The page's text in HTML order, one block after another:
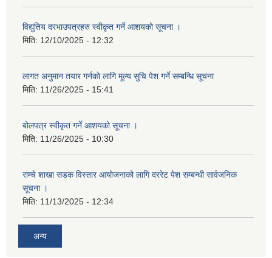
विद्युतिय दरभाउपत्रहरु स्वीकृत गर्ने आशयको सूचना ।
मिति: 12/10/2025 - 12:32
लागत अनुमान तयार गर्नकाे लागि मूल्य सुचि पेश गर्ने सम्बन्धि सूचना
मिति: 11/26/2025 - 15:41
बोलपत्र स्वीकृत गर्ने आशयको सूचना ।
मिति: 11/26/2025 - 10:30
राम्चे शाखा सडक विस्तार आयोजनाको लागि दररेट पेश सम्बन्धी सार्वजनिक
सूचना ।
मिति: 11/13/2025 - 12:34
अन्य